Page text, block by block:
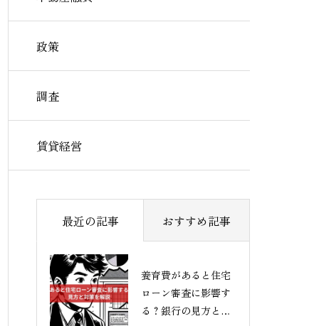
政策
調査
賃貸経営
最近の記事 おすすめ記事
養育費があると住宅
ローン審査に影響す
る？銀行の見方と対